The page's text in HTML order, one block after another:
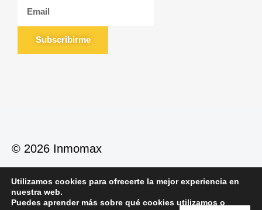
Subscribirme
© 2026 Inmomax
Política de PrivacidadPolítica de Cookies
Aviso Legal
Utilizamos cookies para ofrecerte la mejor experiencia en
nuestra web.
Puedes aprender más sobre qué cookies utilizamos o